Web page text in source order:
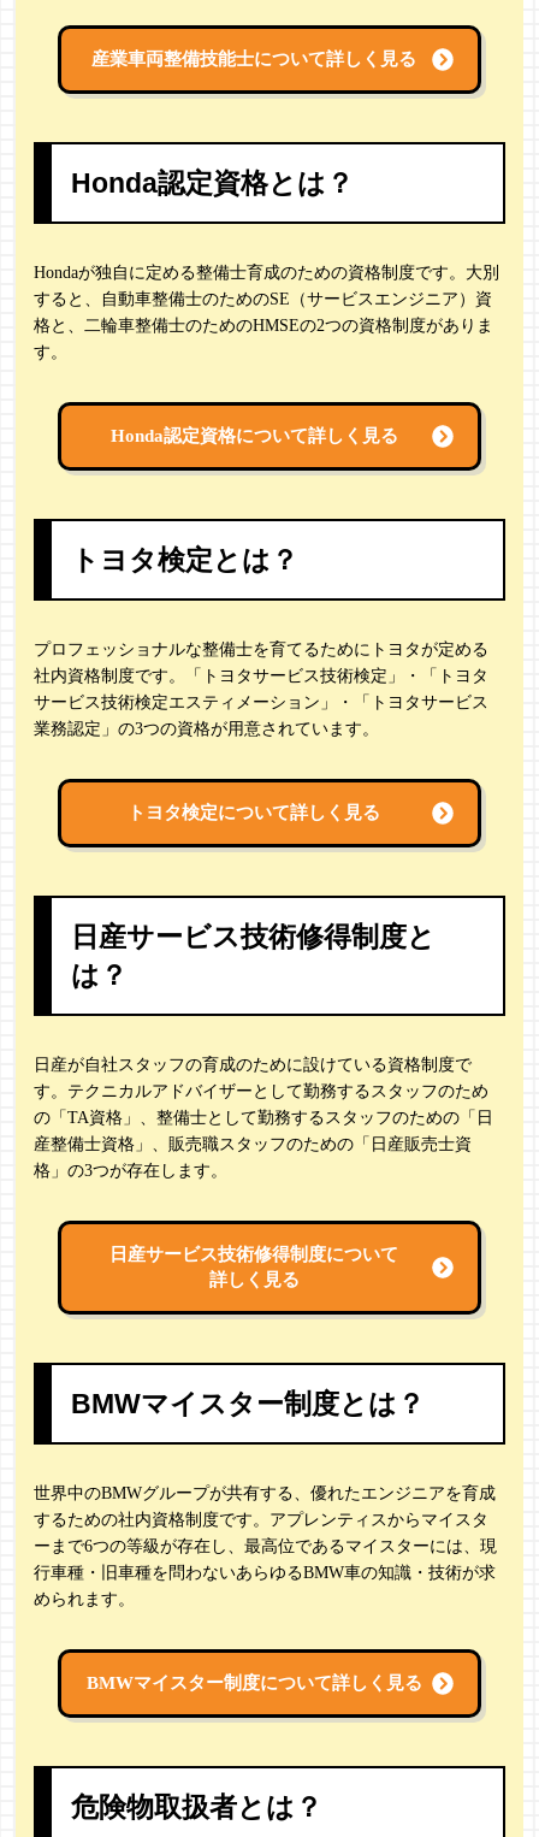
産業車両整備技能士について詳しく見る
Honda認定資格とは？
Hondaが独自に定める整備士育成のための資格制度です。大別
すると、自動車整備士のためのSE（サービスエンジニア）資
格と、二輪車整備士のためのHMSEの2つの資格制度がありま
す。
Honda認定資格について詳しく見る
トヨタ検定とは？
プロフェッショナルな整備士を育てるためにトヨタが定める
社内資格制度です。「トヨタサービス技術検定」・「トヨタ
サービス技術検定エスティメーション」・「トヨタサービス
業務認定」の3つの資格が用意されています。
トヨタ検定について詳しく見る
日産サービス技術修得制度と
は？
日産が自社スタッフの育成のために設けている資格制度で
す。テクニカルアドバイザーとして勤務するスタッフのため
の「TA資格」、整備士として勤務するスタッフのための「日
産整備士資格」、販売職スタッフのための「日産販売士資
格」の3つが存在します。
日産サービス技術修得制度について
詳しく見る
BMWマイスター制度とは？
世界中のBMWグループが共有する、優れたエンジニアを育成
するための社内資格制度です。アプレンティスからマイスタ
ーまで6つの等級が存在し、最高位であるマイスターには、現
行車種・旧車種を問わないあらゆるBMW車の知識・技術が求
められます。
BMWマイスター制度について詳しく見る
危険物取扱者とは？